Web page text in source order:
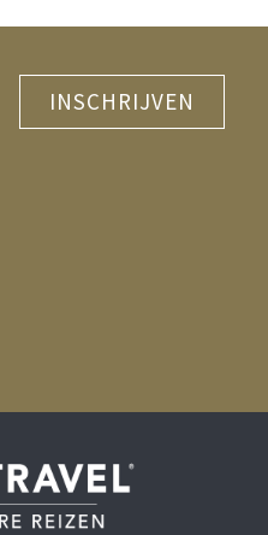
INSCHRIJVEN